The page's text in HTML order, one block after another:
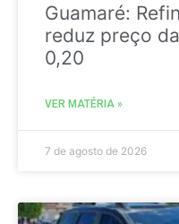
Guamaré:
reduz preço
0,20
VER MATÉRIA »
7 de agosto de 2026